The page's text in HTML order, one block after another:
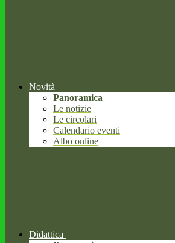
Novità
Panoramica
Le notizie
Le circolari
Calendario eventi
Albo online
Didattica